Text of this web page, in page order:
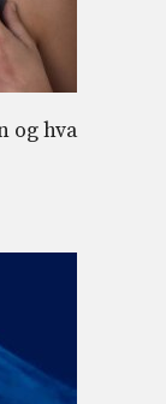
og hva